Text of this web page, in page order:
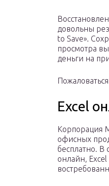
довольны
to Save».
просмотра
деньги на
Excel
Корпорация
офисных
бесплатно. В
онлайн,